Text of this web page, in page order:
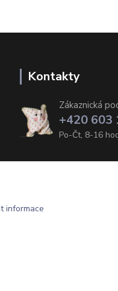
Kontakty
Zákaznická
+420 603
Po-Čt, 8-16
informace